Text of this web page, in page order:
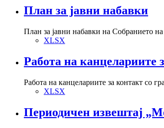
План за јавни набавки
План за јавни набавки на Собранието
XLSX
Работа на канцелариите
Работа на канцелариите за контакт со
XLSX
Периодичен извештај